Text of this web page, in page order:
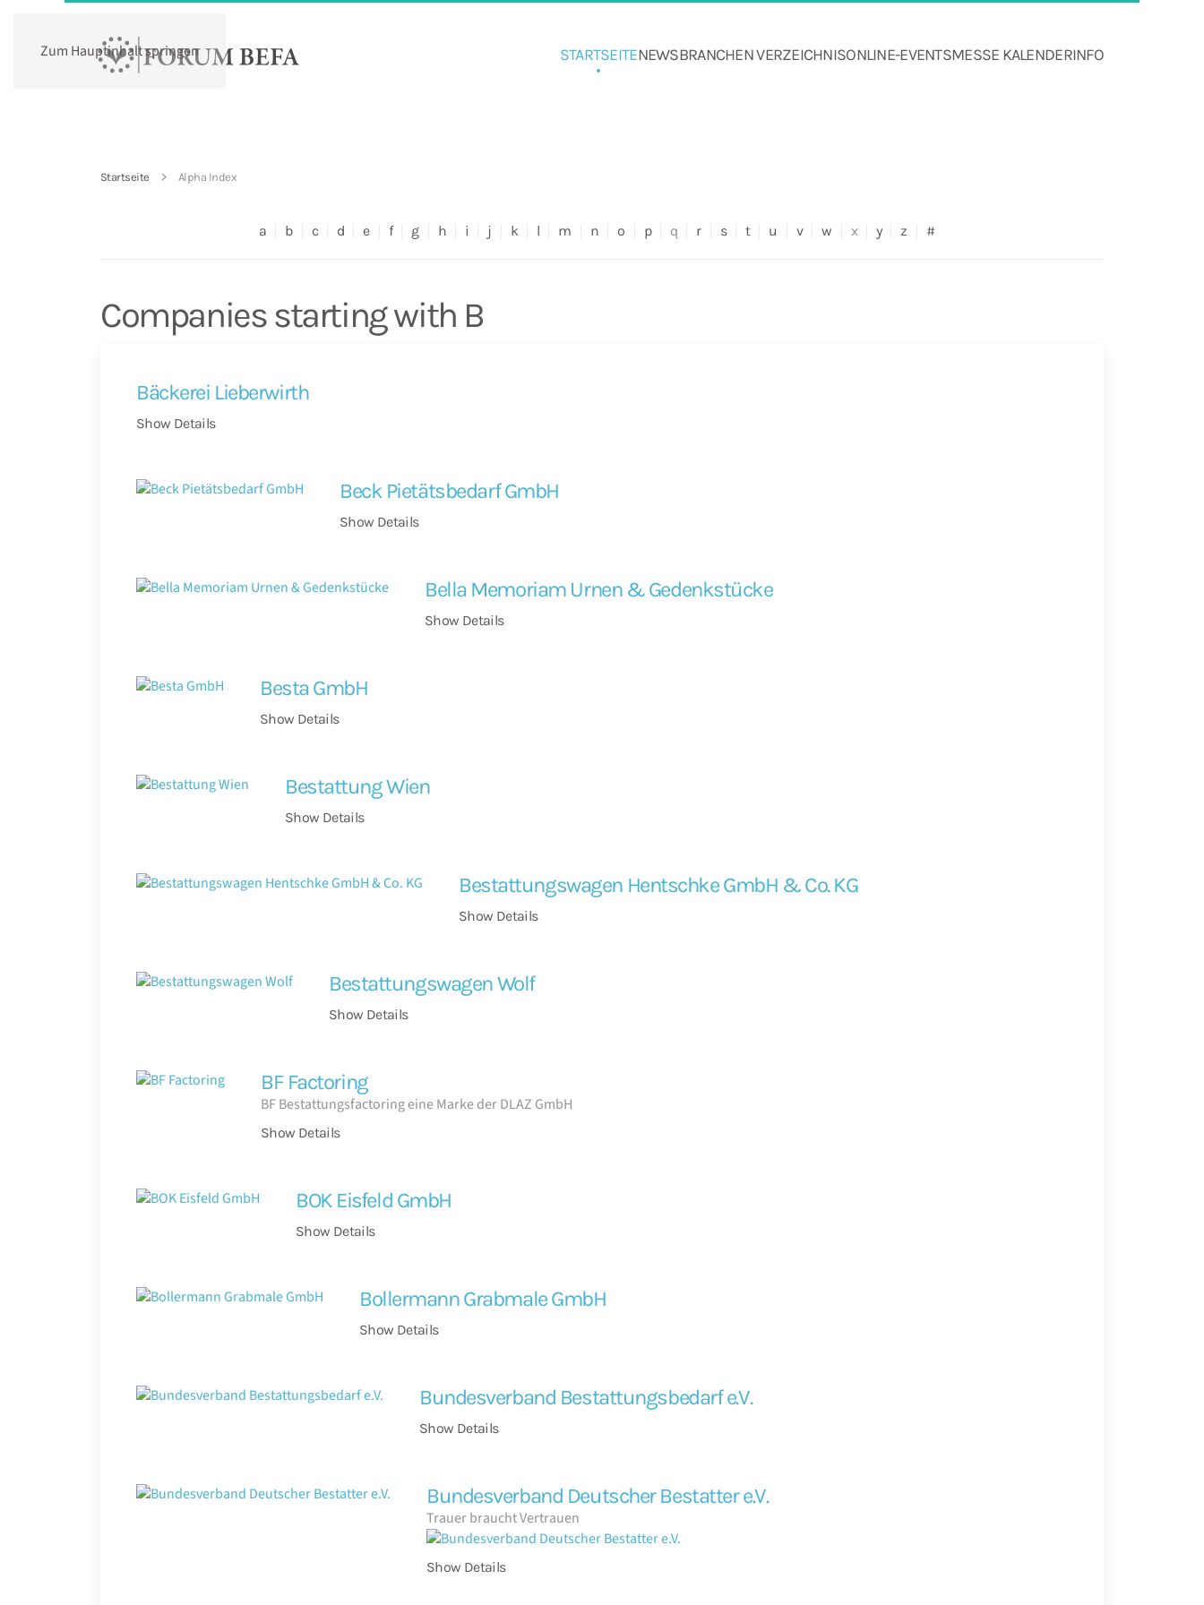
Zum Hauptinhalt springen STARTSEITENEWSBRANCHEN VERZEICHNISONLINE-EVENTSMESSE KALENDERINFO
Startseite Alpha Index
a b c d e f g h i j k l m n o p q r s t u v w x y z #
Companies starting with B
Bäckerei Lieberwirth
Show Details
Beck Pietätsbedarf GmbH
Show Details
Bella Memoriam Urnen & Gedenkstücke
Show Details
Besta GmbH
Show Details
Bestattung Wien
Show Details
Bestattungswagen Hentschke GmbH & Co. KG
Show Details
Bestattungswagen Wolf
Show Details
BF Factoring
BF Bestattungsfactoring eine Marke der DLAZ GmbH
Show Details
BOK Eisfeld GmbH
Show Details
Bollermann Grabmale GmbH
Show Details
Bundesverband Bestattungsbedarf e.V.
Show Details
Bundesverband Deutscher Bestatter e.V.
Trauer braucht Vertrauen
Show Details